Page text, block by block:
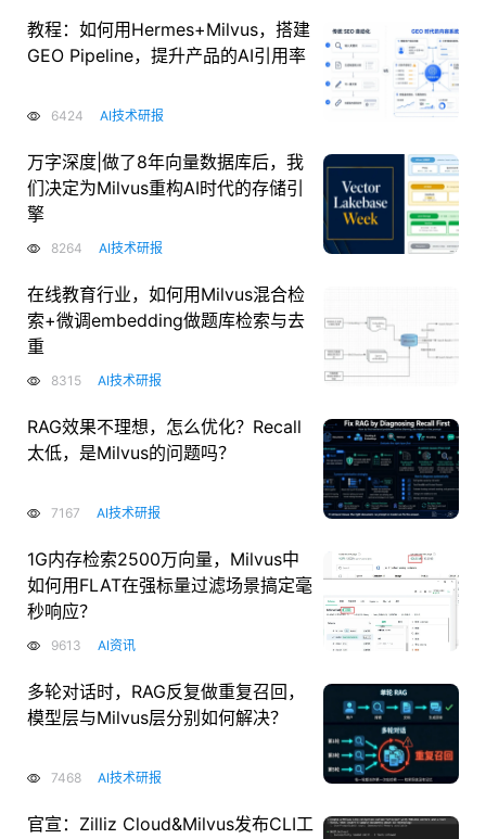
教程：如何用Hermes+Milvus，搭建
GEO Pipeline，提升产品的AI引用率
6424 AI技术研报
万字深度|做了8年向量数据库后，我
们决定为Milvus重构AI时代的存储引
擎
8264 AI技术研报
在线教育行业，如何用Milvus混合检
索+微调embedding做题库检索与去
重
8315 AI技术研报
RAG效果不理想，怎么优化？Recall
太低，是Milvus的问题吗？
7167 AI技术研报
1G内存检索2500万向量，Milvus中
如何用FLAT在强标量过滤场景搞定毫
秒响应？
9613 AI资讯
多轮对话时，RAG反复做重复召回，
模型层与Milvus层分别如何解决？
7468 AI技术研报
官宣：Zilliz Cloud&Milvus发布CLI工